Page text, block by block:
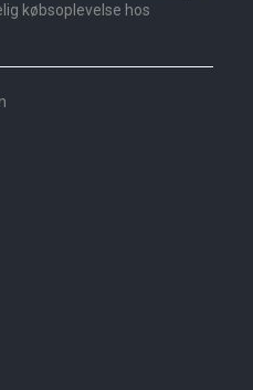
købsoplevelse hos